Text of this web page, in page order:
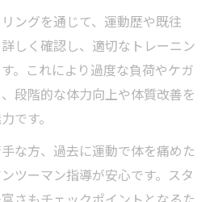
ングを通じて、運動歴や既往
しく確認し、適切なトレーニン
。これにより過度な負荷やケガ
段階的な体力向上や体質改善を
です。
な方、過去に運動で体を痛めた
ツーマン指導が安心です。スタ